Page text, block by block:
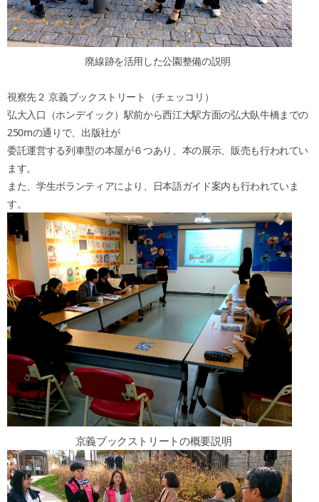
廃線跡を活用した公園整備の説明
視察先２ 京義ブックストリート（チェッコリ）
弘大入口（ホンデイック）駅前から西江大駅方面の弘大臥牛橋までの
250mの通りで、出版社が
委託運営する列車型の本屋が６つあり、本の展示、販売も行われてい
ます。
また、学生ボランティアにより、日本語ガイド案内も行われていま
す。
京義ブックストリートの概要説明